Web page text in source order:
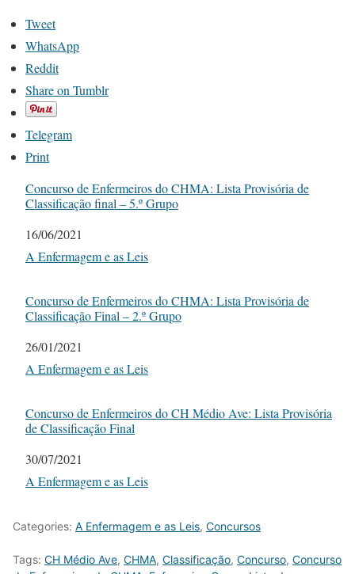
Tweet
WhatsApp
Reddit
Share on Tumblr
Telegram
Print
Concurso de Enfermeiros do CHMA: Lista Provisória de
Classificação final – 5.º Grupo
Date
16/06/2021
In relation to
A Enfermagem e as Leis
Concurso de Enfermeiros do CHMA: Lista Provisória de
Classificação Final – 2.º Grupo
Date
26/01/2021
In relation to
A Enfermagem e as Leis
Concurso de Enfermeiros do CH Médio Ave: Lista Provisória
de Classificação Final
Date
30/07/2021
In relation to
A Enfermagem e as Leis
Categories: A Enfermagem e as Leis, Concursos
Tags: CH Médio Ave, CHMA, Classificação, Concurso, Concurso